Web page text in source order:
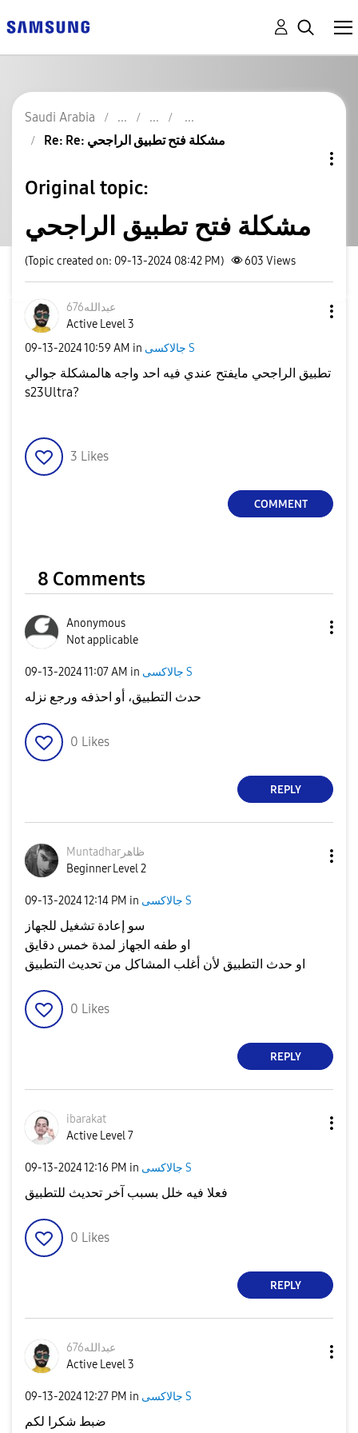
Saudi Arabia
Re: Re: مشكلة فتح تطبيق الراجحي
Original topic:
مشكلة فتح تطبيق الراجحي
(Topic created on: 09-13-2024 08:42 PM) 603 Views
عبدالله676
Active Level 3
‎09-13-202410:59 AM in جالاكسى S
تطبيق الراجحي مايفتح عندي فيه احد واجه هالمشكلة جوالي
s23Ultra?
3 Likes
COMMENT
8 Comments
Anonymous
Not applicable
‎09-13-202411:07 AM in جالاكسى S
حدث التطبيق، أو احذفه ورجع نزله
0 Likes
REPLY
Muntadharظاهر
Beginner Level 2
‎09-13-202412:14 PM in جالاكسى S
سو إعادة تشغيل للجهاز
او طفه الجهاز لمدة خمس دقايق
او حدث التطبيق لأن أغلب المشاكل من تحديث التطبيق
0 Likes
REPLY
ibarakat
Active Level 7
‎09-13-202412:16 PM in جالاكسى S
فعلا فيه خلل بسبب آخر تحديث للتطبيق
0 Likes
REPLY
عبدالله676
Active Level 3
‎09-13-202412:27 PM in جالاكسى S
ضبط شكرا لكم